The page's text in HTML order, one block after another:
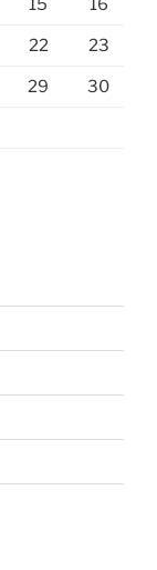
15 16
22 23
29 30